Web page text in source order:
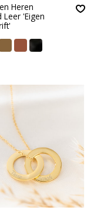
Heren
Leer 'Eigen